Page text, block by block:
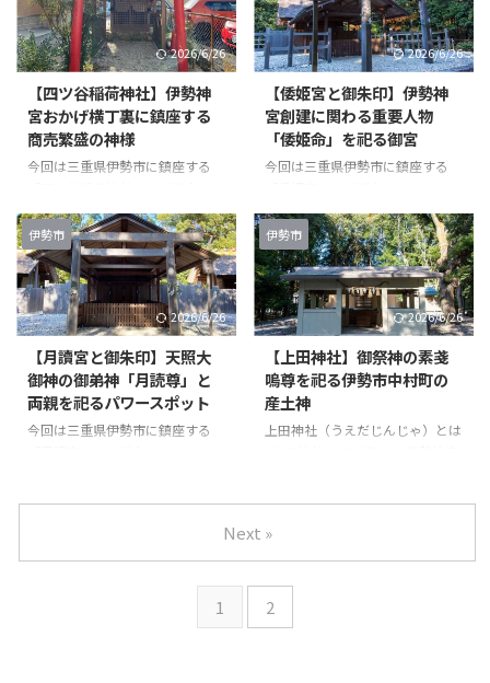
大国玉比賣神社わたらいおおくに
たまひめじんじゃの境内 伊勢神
宮外宮の外に鎮座する度会大国玉
比賣神社わたらいおおくにたまひ
めじんじゃ。 ここが入り口です
が、奥に何があるかは一切何も書
かれていません。 細い参道を進
んで行くと右手に見えてくるのが
当に人がいない場所ですが、独特
の雰 ...
宮へ参拝する方が多いと思います
ので、外宮から道のりです。 伊
勢神宮のWebサイトには下記のよ
うに書いてあります。 ・徒歩：
約50分 ・自転車：約20分 ・バ
ス：約10分 ・タクシー：約10分
私はよく自転車を借りますが、今
回は朝早かったのでタクシーで向
です。 伊勢神宮内宮の ...
2026/6/26
【四ツ谷稲荷神社】伊勢神
宮おかげ横丁裏に鎮座する
商売繁盛の神様
今回は三重県伊勢市に鎮座する
します。 四ツ谷稲荷神社よつや
いなりじんじゃ 四ツ谷稲荷神社
までの道のり 四ツ谷稲荷神社は
伊勢神宮内宮から本当に近い場所
にあります。 歩いて1、2分くら
いです。 四ツ谷稲荷神社の境内
こちらが四ツ谷稲荷神社。 鳥居
と本殿のみの敷地で、伊勢神宮内
宮と比べると遥かに狭いですが、
しっかりと参拝してきました。
（くらべる対照ではないですね
2026/6/26
【倭姫宮と御朱印】伊勢神
宮創建に関わる重要人物
「倭姫命」を祀る御宮
今回は三重県伊勢市に鎮座する
倭姫宮やまとひめのみや：皇大神
宮別宮とは 倭姫宮やまとひめの
みやまでの道のり 倭姫宮やまと
ひめのみやへは先に参拝した月讀
宮から歩いて向かいました。
が、正直30分程度はかかるの
で、バスかタクシーで行った方が
いいかもしれません。 途中、あ
まりにもお腹すいた＆疲れたの
で、どこかお店に入ろうと思った
のですが、歩いても歩いてもお店
伊勢市
2026/6/26
【月讀宮と御朱印】天照大
御神の御弟神「月読尊」と
両親を祀るパワースポット
今回は三重県伊勢市に鎮座する
で、近いです！ 五十鈴川駅から
でも10分くらいで行けると思い
ます。 道沿いを歩いていると見
えてくる月讀宮の看板。 駐車場
伊勢市
2026/6/26
【上田神社】御祭神の素戔
嗚尊を祀る伊勢市中村町の
産土神
上田神社（うえだじんじゃ）とは
に歩いて上田神社へ向かいまし
た。 大きな通りを北へ進めば10
分くらいで着きますし、上田神社
の近くには月讀宮があるので一緒
に参拝できますよ。 ちなみに月
1 2
Next »